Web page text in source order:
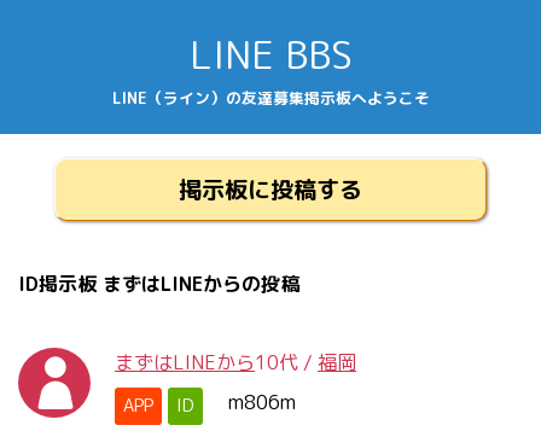
LINE BBS
LINE（ライン）の友達募集掲示板へようこそ
掲示板に投稿する
ID掲示板 まずはLINEからの投稿
まずはLINEから10代 / 福岡
APP ID m806m